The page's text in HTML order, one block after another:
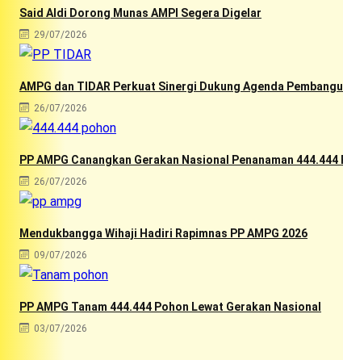
Said Aldi Dorong Munas AMPI Segera Digelar
29/07/2026
AMPG dan TIDAR Perkuat Sinergi Dukung Agenda
26/07/2026
PP AMPG Canangkan Gerakan Nasional Penanaman
26/07/2026
Mendukbangga Wihaji Hadiri Rapimnas PP AMPG 2026
09/07/2026
PP AMPG Tanam 444.444 Pohon Lewat Gerakan Nasional
03/07/2026